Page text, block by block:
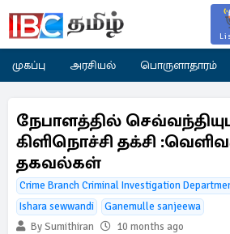
முகப்பு அரசியல் பொருளாதாரம்
நேபாளத்தில்
கிளிநொச்சி தக்சி
தகவல்கள்
Crime Branch Criminal Investigation
Ishara sewwandi
Ganemulle sanjeewa
By Sumithiran
10 months ago